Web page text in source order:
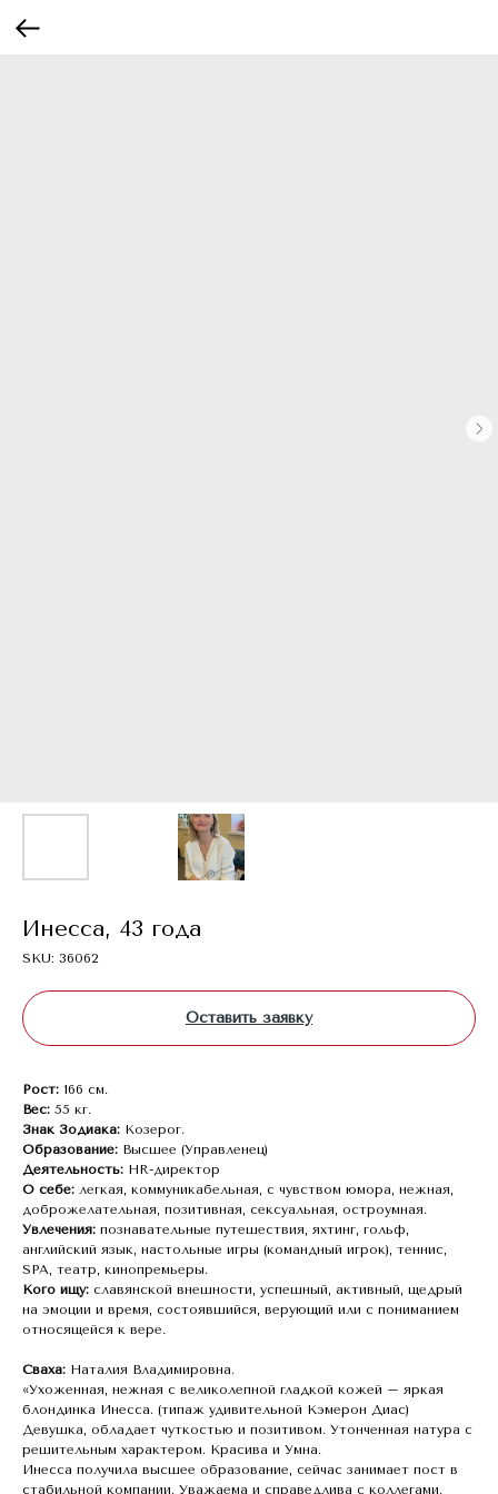
Инесса, 43 года
SKU: 36062
Оставить заявку
Рост: 166 см.
Вес: 55 кг.
Знак Зодиака: Козерог.
Образование: Высшее (Управленец)
Деятельность: HR-директор
О себе: легкая, коммуникабельная, с чувством юмора, нежная,
доброжелательная, позитивная, сексуальная, остроумная.
Увлечения: познавательные путешествия, яхтинг, гольф,
английский язык, настольные игры (командный игрок), теннис,
SPА, театр, кинопремьеры.
Кого ищу: славянской внешности, успешный, активный, щедрый
на эмоции и время, состоявшийся, верующий или с пониманием
относящейся к вере.
Сваха: Наталия Владимировна.
«Ухоженная, нежная с великолепной гладкой кожей – яркая
блондинка Инесса. (типаж удивительной Кэмерон Диас)
Девушка, обладает чуткостью и позитивом. Утонченная натура с
решительным характером. Красива и Умна.
Инесса получила высшее образование, сейчас занимает пост в
стабильной компании. Уважаема и справедлива с коллегами.